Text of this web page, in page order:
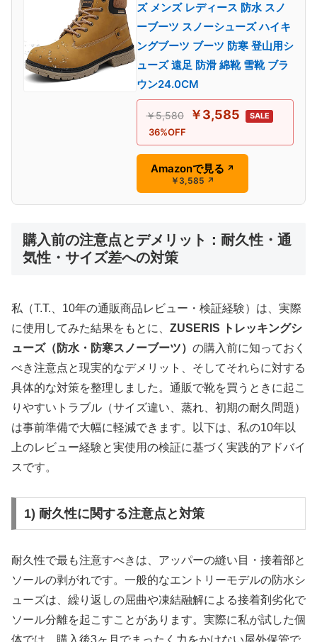
ズ メンズ レディース 防水 スノ
ーブーツ スノーシューズ ハイキ
ングブーツ ブーツ 防寒 登山用シ
ューズ 遠足 防滑 綿靴 雪靴 ブラ
ウン24.0CM
￥5,580 ￥3,585 SALE
36%OFF
Amazonで見る ↗
￥3,585 ↗
購入前の注意点とデメリット：耐久性・通
気性・サイズ差への対策
私（T.T.、10年の通販商品レビュー・検証経験）は、実際
に使用してみた結果をもとに、 ZUSERIS トレッキングシ
ューズ（防水・防寒スノーブーツ） の購入前に知っておく
べき注意点と現実的なデメリット、そしてそれらに対する
具体的な対策を整理しました。通販で靴を買うときに起こ
りやすいトラブル（サイズ違い、蒸れ、初期の耐久問題）
は事前準備で大幅に軽減できます。以下は、私の10年以
上のレビュー経験と実使用の検証に基づく実践的アドバイ
スです。
1) 耐久性に関する注意点と対策
耐久性で最も注意すべきは、アッパーの縫い目・接着部と
ソールの剥がれです。一般的なエントリーモデルの防水シ
ューズは、繰り返しの屈曲や凍結融解による接着剤劣化で
ソール分離を起こすことがあります。実際に私が試した個